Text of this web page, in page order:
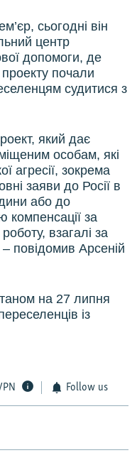
сьогодні він
центр
допомоги, де
почали
судитися з
який дає
особам, які
агресії, зокрема
заяви до Росії в
або до
компенсації за
взагалі за
повідомив Арсеній
на 27 липня
із
Follow us